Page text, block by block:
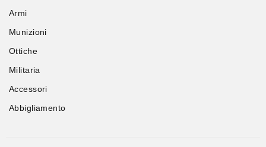
Armi
Munizioni
Ottiche
Militaria
Accessori
Abbigliamento